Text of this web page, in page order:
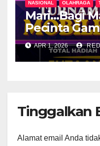
NASIONAL OLAHRAGA
Mari…Bagi
Pecinta
Legend &
Kades Cup
Resmi Di
APR 1, 2026
Tinggalkan
Alamat email Anda